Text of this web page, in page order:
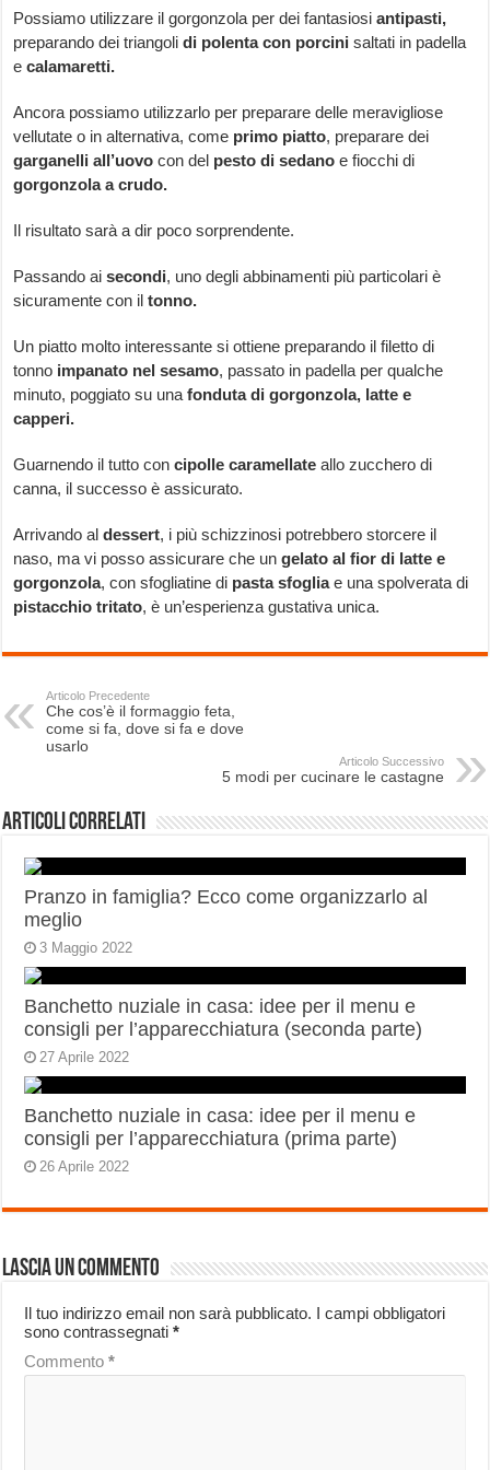
Possiamo utilizzare il gorgonzola per dei fantasiosiantipasti,
preparando dei triangoli di polenta con porcini saltati in padella
ecalamaretti.
Ancora possiamo utilizzarlo per preparare delle meravigliose
vellutate o in alternativa, come primo piatto, preparare dei
garganelli all’uovo con del pesto di sedano e fiocchi di
gorgonzola a crudo.
Il risultato sarà a dir poco sorprendente.
Passando aisecondi, uno degli abbinamenti più particolari è
sicuramente con iltonno.
Un piatto molto interessante si ottiene preparando il filetto di
tonno impanato nel sesamo, passato in padella per qualche
minuto, poggiato su unafonduta di gorgonzola, latte e
capperi.
Guarnendo il tutto concipolle caramellate allo zucchero di
canna, il successo è assicurato.
Arrivando aldessert, i più schizzinosi potrebbero storcere il
naso, ma vi posso assicurare che ungelato al fior di latte e
gorgonzola, con sfogliatine di pasta sfogliae una spolverata di
pistacchio tritato, è un’esperienza gustativa unica.
Articolo Precedente
Che cos’è il formaggio feta,
come si fa, dove si fa e dove
usarlo
Articolo Successivo
5 modi per cucinare le castagne
Articoli correlati
Pranzo in famiglia? Ecco come organizzarlo al
meglio
3 Maggio 2022
Banchetto nuziale in casa: idee per il menu e
consigli per l’apparecchiatura (seconda parte)
27 Aprile 2022
Banchetto nuziale in casa: idee per il menu e
consigli per l’apparecchiatura (prima parte)
26 Aprile 2022
Lascia un commento
Il tuo indirizzo email non sarà pubblicato. I campi obbligatori
sono contrassegnati*
Commento*